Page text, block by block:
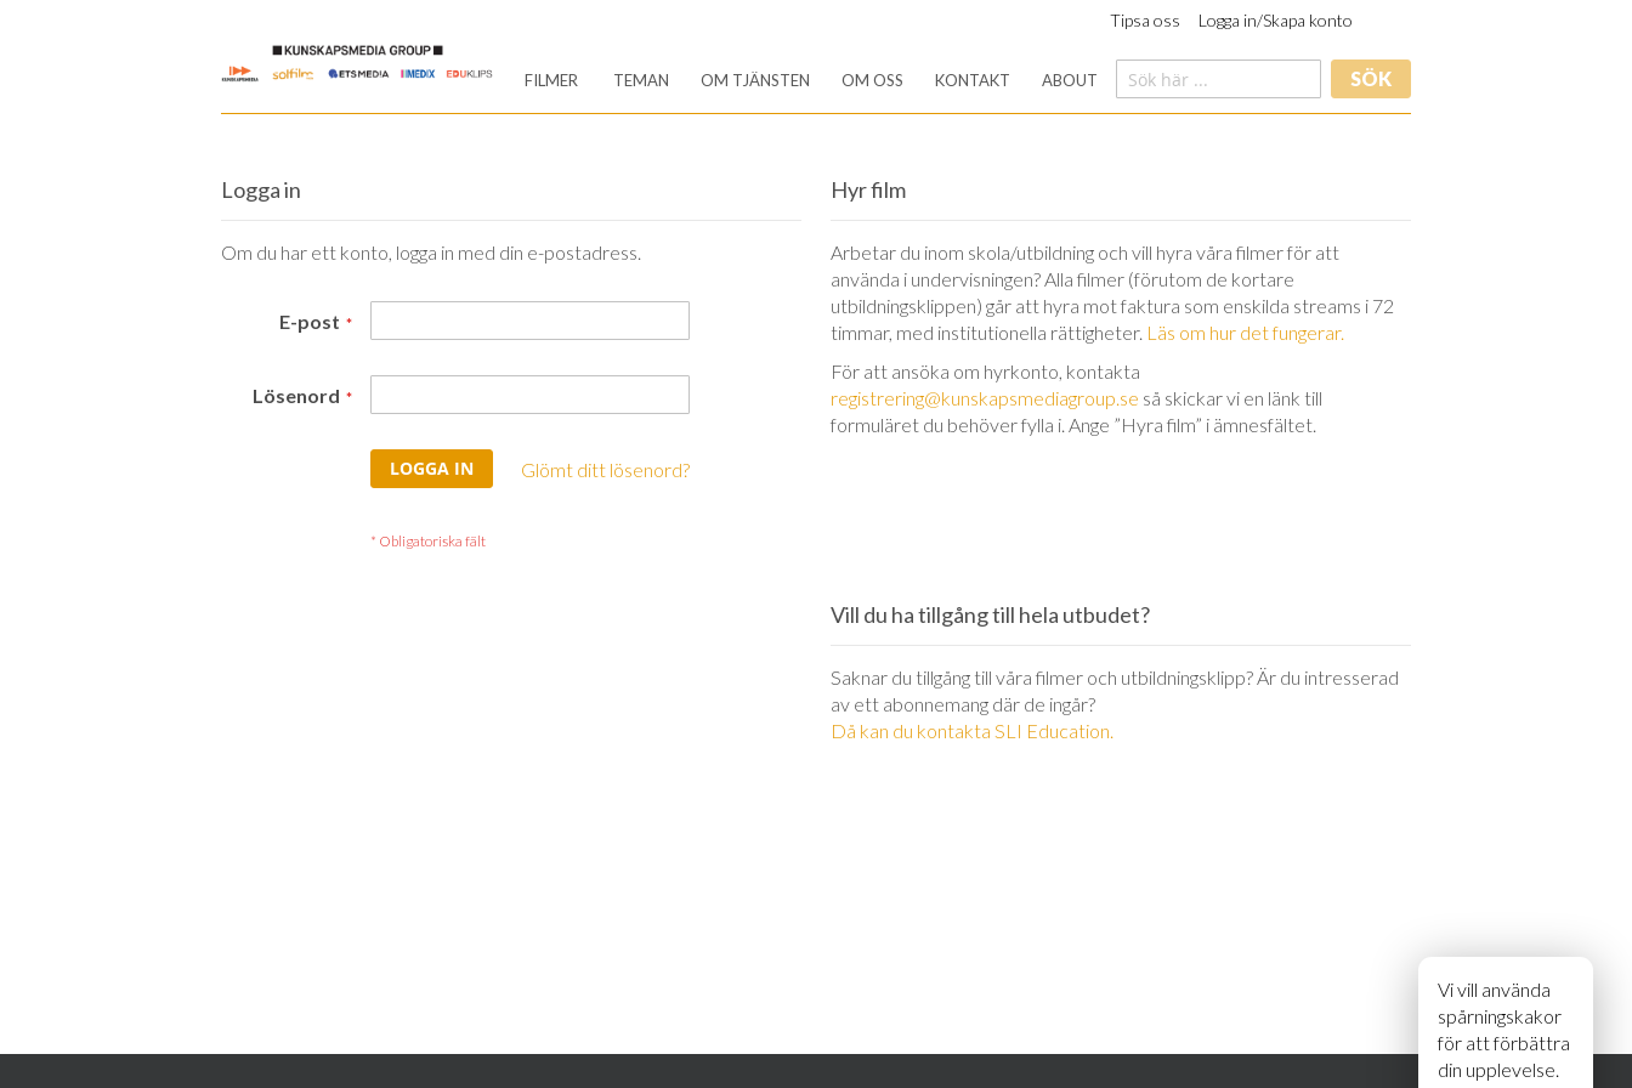
Vi vill använda
spårningskakor
för att förbättra
din upplevelse.
Tipsa oss Logga in/Skapa konto
Content
FILMER TEMAN OM TJÄNSTEN OM OSS KONTAKT ABOUT SÖK
Logga in
Om du har ett konto, logga in med din e-postadress.
E-post
Lösenord
LOGGA IN Glömt ditt lösenord?
Hyr film
Arbetar du inom skola/utbildning och vill hyra våra filmer för att
använda i undervisningen? Alla filmer (förutom de kortare
utbildningsklippen) går att hyra mot faktura som enskilda streams i 72
timmar, med institutionella rättigheter. Läs om hur det fungerar.
För att ansöka om hyrkonto, kontakta
registrering@kunskapsmediagroup.se så skickar vi en länk till
formuläret du behöver fylla i. Ange ”Hyra film” i ämnesfältet.
Vill du ha tillgång till hela utbudet?
Saknar du tillgång till våra filmer och utbildningsklipp? Är du intresserad
av ett abonnemang där de ingår?
Då kan du kontakta SLI Education.